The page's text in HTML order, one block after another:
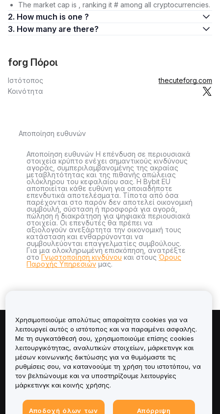
The market cap is , ranking it # among all cryptocurrencies.
2. How much is one ?
3. How many are there?
forg Πόροι
Ιστότοπος
thecuteforg.com
Κοινότητα
Αποποίηση ευθυνών
Αποποίηση ευθυνών Η επένδυση σε περιουσιακά
στοιχεία κρύπτο ενέχει σημαντικούς κινδύνους
αγοράς, συμπεριλαμβανομένης της ακραίας
μεταβλητότητας και της πιθανής απώλειας
ολόκληρου του κεφαλαίου σας. Η Bybit EU
αποποιείται κάθε ευθύνη για οποιαδήποτε
επενδυτικά αποτελέσματα. Τίποτα από όσα
παρέχονται στο παρόν δεν αποτελεί οικονομική
συμβουλή, σύσταση ή προσφορά για αγορά,
πώληση ή διακράτηση για ψηφιακά περιουσιακά
στοιχεία. Οι επενδυτές θα πρέπει να
αξιολογούν ανεξάρτητα την οικονομική τους
κατάσταση και ενθαρρύνονται να
συμβουλεύονται επαγγελματίες συμβούλους.
Για μια ολοκληρωμένη επισκόπηση, ανατρέξτε
στοΓνωστοποίηση κινδύνου και στους Όρους
Παροχής Υπηρεσιών μας.
Πληροφορίες για
Υπηρεσίες
Υποστήριξη
Προϊόντα
Χρησιμοποιούμε απολύτως απαραίτητα cookies για να
λειτουργεί αυτός ο ιστότοπος και να παραμένει ασφαλής.
Με τη συγκατάθεσή σου, χρησιμοποιούμε επίσης cookies
λειτουργικότητας, αναλυτικών στοιχείων, μάρκετινγκ και
μέσων κοινωνικής δικτύωσης για να θυμόμαστε τις
ρυθμίσεις σου, να κατανοούμε τη χρήση του ιστοτόπου, να
τον βελτιώνουμε και να υποστηρίζουμε λειτουργίες
μάρκετινγκ και κοινής χρήσης.
Αποδοχή όλων των Απόρριψη